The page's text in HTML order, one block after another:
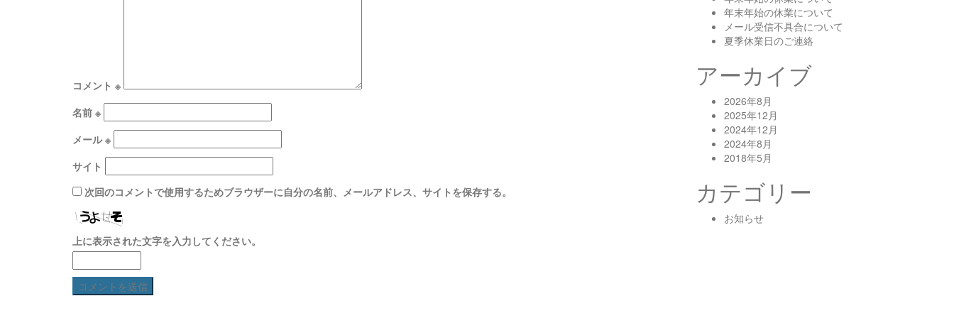
コメント ※
名前 ※
メール※
サイト
次回のコメントで使用するためブラウザーに自分の名前、メールアドレス、サイトを保存する。
上に表示された文字を入力してください。
年末年始の休業について
メール受信不具合について
夏季休業日のご連絡
アーカイブ
2026年8月
2025年12月
2024年12月
2024年8月
2018年5月
カテゴリー
お知らせ